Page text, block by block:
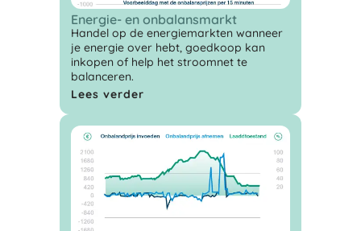
Energie- en onbalansmarkt
Handel op de energiemarkten wanneer
je energie over hebt, goedkoop kan
inkopen of help het stroomnet te
balanceren.
Lees verder